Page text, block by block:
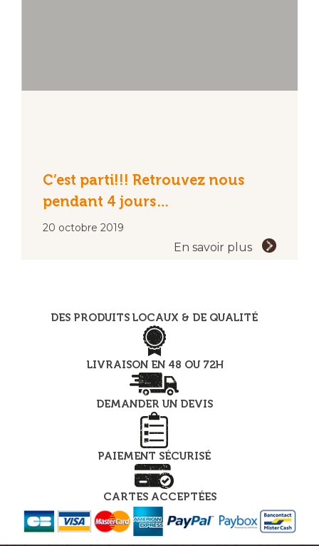
C’est parti!!! Retrouvez nous
pendant 4 jours…
20 octobre 2019
En savoir plus
DES PRODUITS LOCAUX & DE QUALITÉ
LIVRAISON EN 48 OU 72H
DEMANDER UN DEVIS
PAIEMENT SÉCURISÉ
CARTES ACCEPTÉES